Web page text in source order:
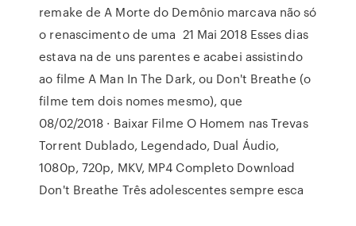
remake de A Morte do Demônio marcava não só
o renascimento de uma 21 Mai 2018 Esses dias
estava na de uns parentes e acabei assistindo
ao filme A Man In The Dark, ou Don't Breathe (o
filme tem dois nomes mesmo), que
08/02/2018 · Baixar Filme O Homem nas Trevas
Torrent Dublado, Legendado, Dual Áudio,
1080p, 720p, MKV, MP4 Completo Download
Don't Breathe Três adolescentes sempre esca